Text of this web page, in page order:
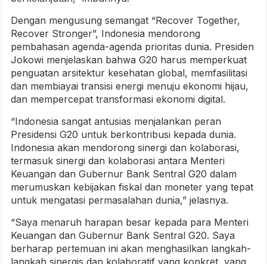
Dengan mengusung semangat “Recover Together,
Recover Stronger”, Indonesia mendorong
pembahasan agenda-agenda prioritas dunia. Presiden
Jokowi menjelaskan bahwa G20 harus memperkuat
penguatan arsitektur kesehatan global, memfasilitasi
dan membiayai transisi energi menuju ekonomi hijau,
dan mempercepat transformasi ekonomi digital.
“Indonesia sangat antusias menjalankan peran
Presidensi G20 untuk berkontribusi kepada dunia.
Indonesia akan mendorong sinergi dan kolaborasi,
termasuk sinergi dan kolaborasi antara Menteri
Keuangan dan Gubernur Bank Sentral G20 dalam
merumuskan kebijakan fiskal dan moneter yang tepat
untuk mengatasi permasalahan dunia,” jelasnya.
“Saya menaruh harapan besar kepada para Menteri
Keuangan dan Gubernur Bank Sentral G20. Saya
berharap pertemuan ini akan menghasilkan langkah-